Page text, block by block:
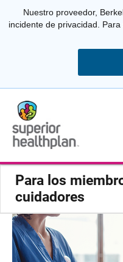
Nuestro proveedor,
incidente de privacidad.
Para los
cuidadores